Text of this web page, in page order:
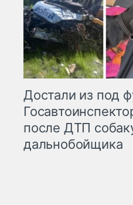
Достали из под
после ДТП
дальнобойщика